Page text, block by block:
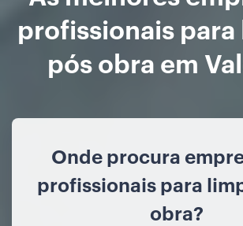
profissionais para
pós obra em
Onde procura
profissionais para
obra?